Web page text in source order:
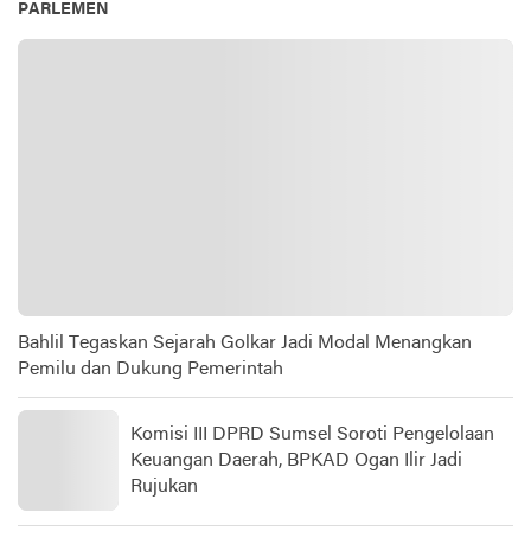
PARLEMEN
Bahlil Tegaskan Sejarah Golkar Jadi Modal Menangkan
Pemilu dan Dukung Pemerintah
Komisi III DPRD Sumsel Soroti Pengelolaan
Keuangan Daerah, BPKAD Ogan Ilir Jadi
Rujukan